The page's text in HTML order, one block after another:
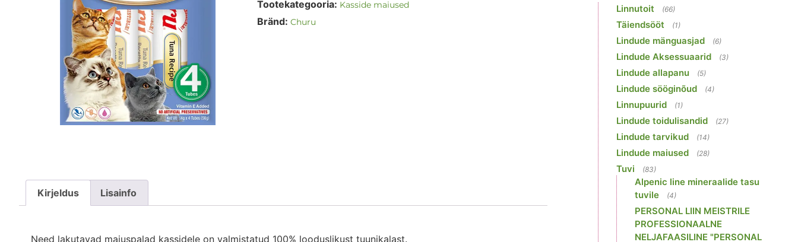
Tootekategooria: Kasside maiused
Bränd: Churu
Kirjeldus Lisainfo
Need lakutavad maiuspalad kassidele on valmistatud 100% looduslikust tuunikalast.
Linnutoit (66)
Täiendsööt (1)
Lindude mänguasjad (6)
Lindude Aksessuaarid (3)
Lindude allapanu (5)
Lindude sööginõud (4)
Linnupuurid (1)
Lindude toidulisandid (27)
Lindude tarvikud (14)
Lindude maiused (28)
Tuvi (83)
Alpenic line mineraalide tasu
tuvile
(4)
PERSONAL LIIN MEISTRILE
PROFESSIONAALNE
NELJAFAASILINE "PERSONAL